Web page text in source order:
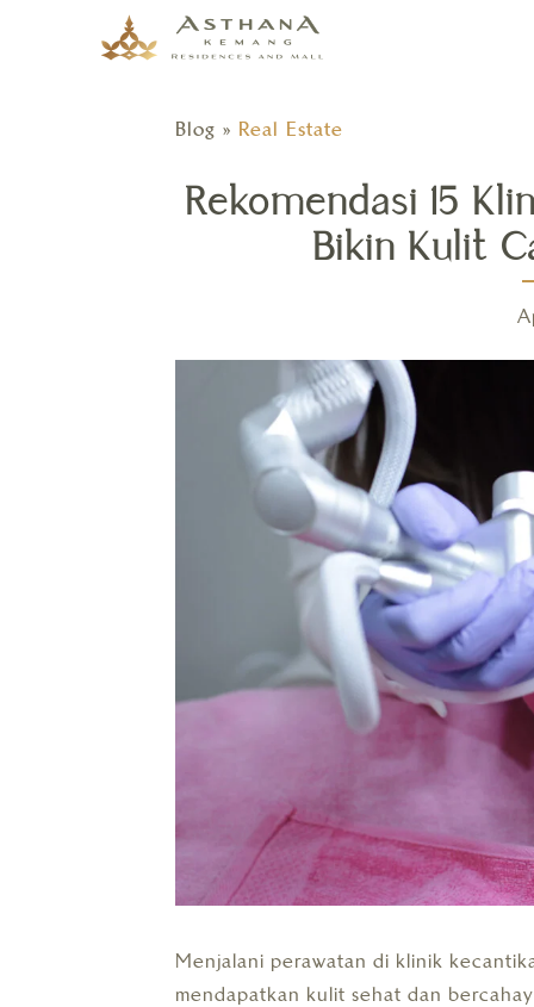
Blog » Real Estate
Rekomendasi 15
Bikin Kulit
Menjalani perawatan di klinik
mendapatkan kulit sehat dan